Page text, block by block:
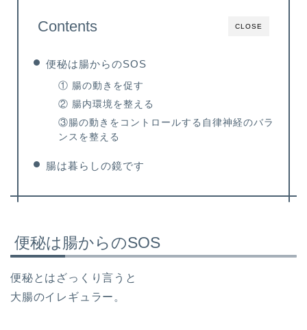
CLOSE
Contents
便秘は腸からのSOS
① 腸の動きを促す
② 腸内環境を整える
③腸の動きをコントロールする自律神経のバラ
ンスを整える
腸は暮らしの鏡です
便秘は腸からのSOS
便秘とはざっくり言うと
大腸のイレギュラー。